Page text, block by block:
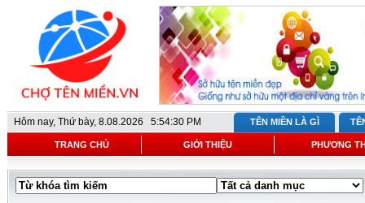
Hôm nay, Thứ bày, 8.08.2026 5:54:30 PM TÊN MIỀN LÀ GÌ
TRANG CHỦ GIỚI THIỆU PHƯƠNG